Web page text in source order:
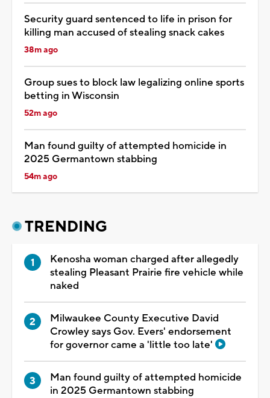
Security guard sentenced to life in prison for
killing man accused of stealing snack cakes
38m ago
Group sues to block law legalizing online sports
betting in Wisconsin
52m ago
Man found guilty of attempted homicide in
2025 Germantown stabbing
54m ago
TRENDING
Kenosha woman charged after allegedly
stealing Pleasant Prairie fire vehicle while
naked
Milwaukee County Executive David
Crowley says Gov. Evers' endorsement
for governor came a 'little too late'
Man found guilty of attempted homicide
in 2025 Germantown stabbing